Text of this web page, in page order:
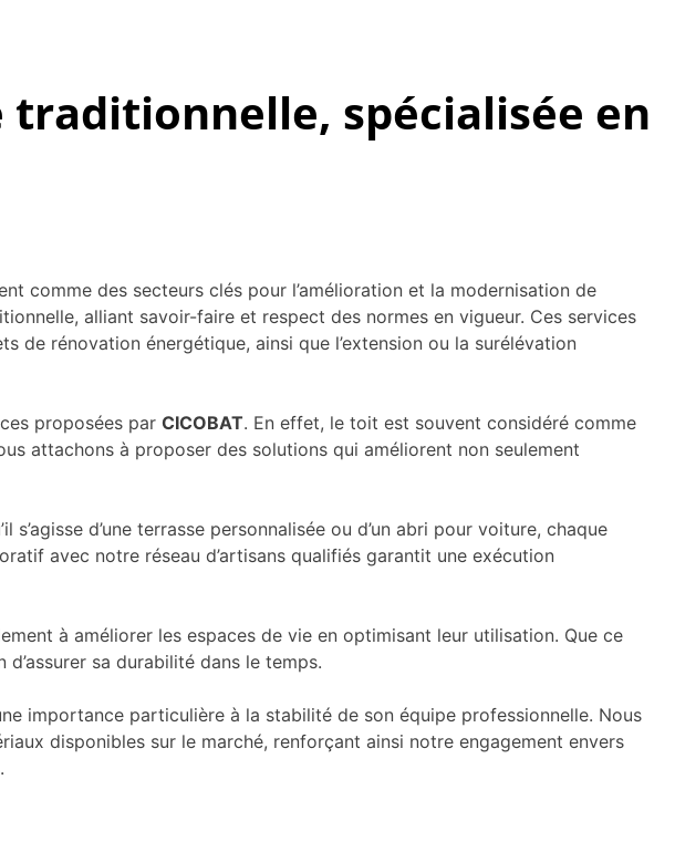
traditionnelle, spécialisée en
comme des secteurs clés pour l’amélioration et la modernisation de
alliant savoir-faire et respect des normes en vigueur. Ces services
de rénovation énergétique, ainsi que l’extension ou la surélévation
proposées par CICOBAT. En effet, le toit est souvent considéré comme
attachons à proposer des solutions qui améliorent non seulement
d’une terrasse personnalisée ou d’un abri pour voiture, chaque
avec notre réseau d’artisans qualifiés garantit une exécution
à améliorer les espaces de vie en optimisant leur utilisation. Que ce
sa durabilité dans le temps.
importance particulière à la stabilité de son équipe professionnelle. Nous
disponibles sur le marché, renforçant ainsi notre engagement envers